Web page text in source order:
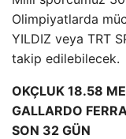
Olimpiyatlarda
YILDIZ veya TRT
takip edilebilecek.
OKÇLUK 18.58
GALLARDO
SON 32 GÜN